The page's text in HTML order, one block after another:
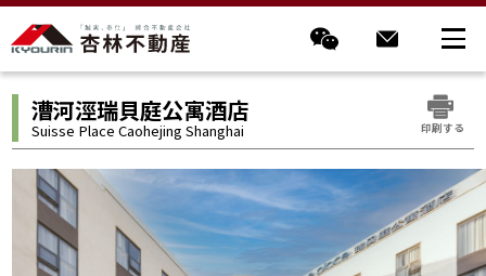
漕河涇瑞貝庭公寓酒店
Suisse Place Caohejing Shanghai 印刷する